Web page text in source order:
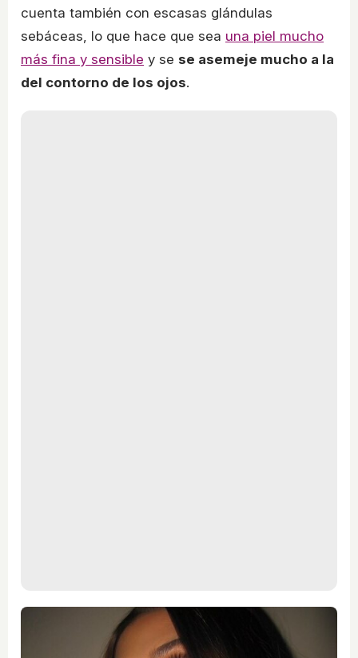
cuenta también con escasas glándulas
sebáceas, lo que hace que sea una piel mucho
más fina y sensible y se se asemeje mucho a la
del contorno de los ojos.